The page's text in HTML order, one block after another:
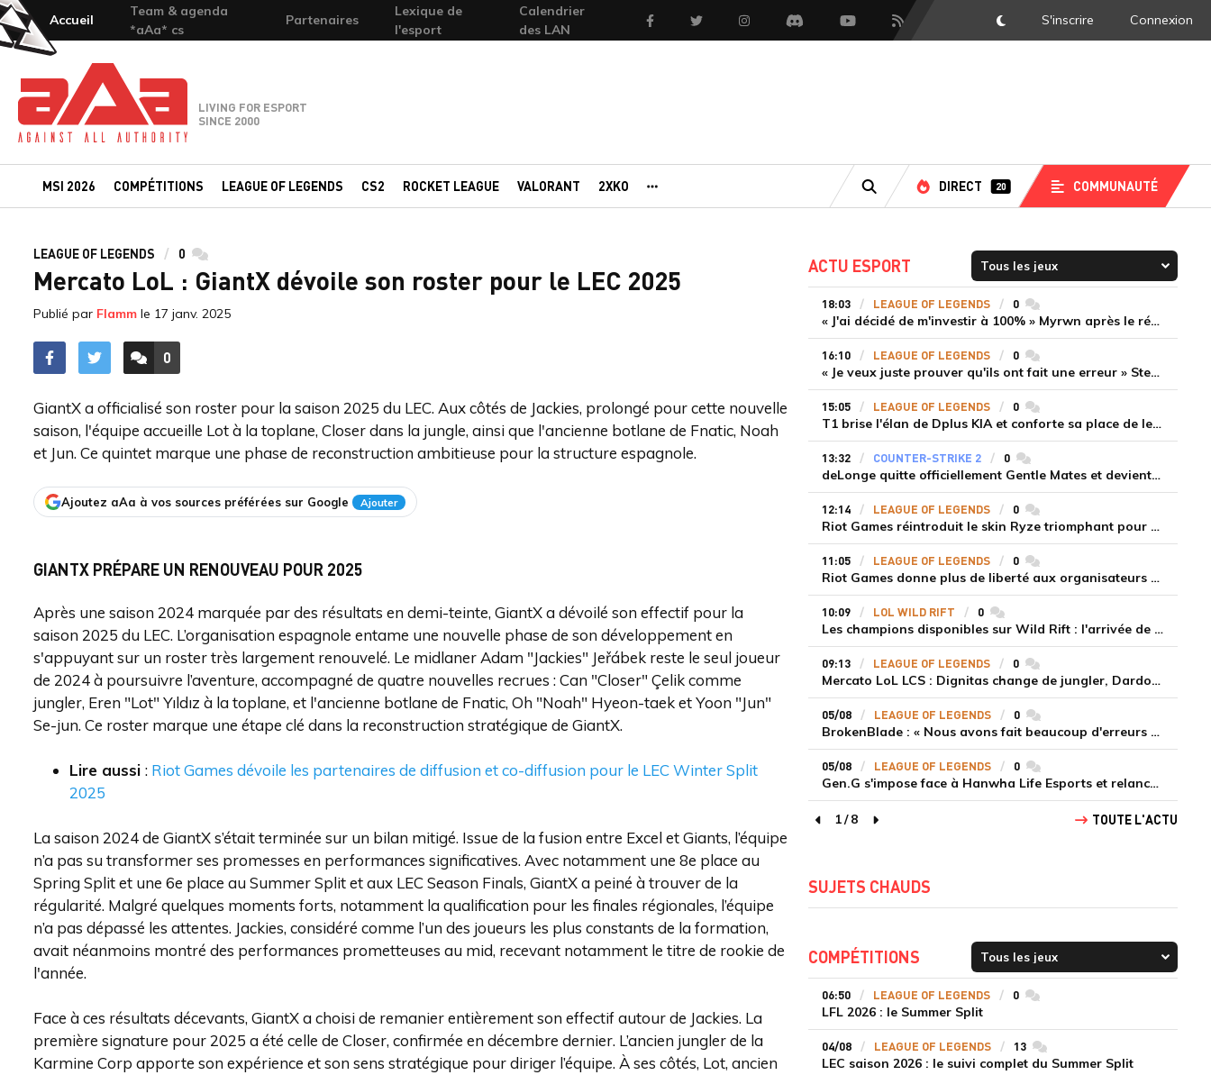
Accueil
Team & agenda
*aAa* cs
Partenaires
Lexique de
l'esport
Calendrier
des LAN
FacebookTwitter InstagramDiscord YoutubeFlux RSS DarkMode
S'inscrire Connexion
Team-aAa - against All authority
LIVING FOR ESPORT
SINCE 2000
MSI 2026 COMPÉTITIONS LEAGUE OF LEGENDS CS2 ROCKET LEAGUE VALORANT 2XKO
RECHERCHE
DIRECT 20 COMMUNAUTÉ
LEAGUE OF LEGENDS 0 commentaires
Mercato LoL : GiantX dévoile son roster pour le LEC 2025
Publié par Flamm le 17 janv. 2025
ACCÉDER AUX
0
COMMENTAIRES
GiantX a officialisé son roster pour la saison 2025 du LEC. Aux côtés de Jackies, prolongé pour cette nouvelle
saison, l'équipe accueille Lot à la toplane, Closer dans la jungle, ainsi que l'ancienne botlane de Fnatic, Noah
et Jun. Ce quintet marque une phase de reconstruction ambitieuse pour la structure espagnole.
Ajoutez aAa à vos sources préférées sur Google Ajouter
GIANTX PRÉPARE UN RENOUVEAU POUR 2025
Après une saison 2024 marquée par des résultats en demi-teinte, GiantX a dévoilé son effectif pour la
saison 2025 du LEC. L’organisation espagnole entame une nouvelle phase de son développement en
s'appuyant sur un roster très largement renouvelé. Le midlaner Adam "Jackies" Jeřábek reste le seul joueur
de 2024 à poursuivre l’aventure, accompagné de quatre nouvelles recrues : Can "Closer" Çelik comme
jungler, Eren "Lot" Yıldız à la toplane, et l'ancienne botlane de Fnatic, Oh "Noah" Hyeon-taek et Yoon "Jun"
Se-jun. Ce roster marque une étape clé dans la reconstruction stratégique de GiantX.
Lire aussi : Riot Games dévoile les partenaires de diffusion et co-diffusion pour le LEC Winter Split
2025
La saison 2024 de GiantX s’était terminée sur un bilan mitigé. Issue de la fusion entre Excel et Giants, l’équipe
n’a pas su transformer ses promesses en performances significatives. Avec notamment une 8e place au
Spring Split et une 6e place au Summer Split et aux LEC Season Finals, GiantX a peiné à trouver de la
régularité. Malgré quelques moments forts, notamment la qualification pour les finales régionales, l’équipe
n’a pas dépassé les attentes. Jackies, considéré comme l’un des joueurs les plus constants de la formation,
avait néanmoins montré des performances prometteuses au mid, recevant notamment le titre de rookie de
l'année.
Face à ces résultats décevants, GiantX a choisi de remanier entièrement son effectif autour de Jackies. La
première signature pour 2025 a été celle de Closer, confirmée en décembre dernier. L’ancien jungler de la
Karmine Corp apporte son expérience et son sens stratégique pour diriger l’équipe. À ses côtés, Lot, ancien
ACTU ESPORT
18:03 LEAGUE OF LEGENDS 0commentaires
« J'ai décidé de m'investir à 100% » Myrwn après le réveil de Movistar KOI face à Fnatic
16:10 LEAGUE OF LEGENDS 0commentaires
« Je veux juste prouver qu'ils ont fait une erreur » Stend se confie sur son mercato chaotique et ses ambitions avec Shifters
15:05 LEAGUE OF LEGENDS 0commentaires
T1 brise l'élan de Dplus KIA et conforte sa place de leader en LCK 2026 Rounds 3-4
13:32 COUNTER-STRIKE 2 0commentaires
deLonge quitte officiellement Gentle Mates et devient agent libre
12:14 LEAGUE OF LEGENDS 0commentaires
Riot Games réintroduit le skin Ryze triomphant pour récompenser la scène amateur
11:05 LEAGUE OF LEGENDS 0commentaires
Riot Games donne plus de liberté aux organisateurs de tournois locaux sur League of Legends
10:09 LOL WILD RIFT 0commentaires
Les champions disponibles sur Wild Rift : l'arrivée de Cho'Gath
09:13 LEAGUE OF LEGENDS 0commentaires
Mercato LoL LCS : Dignitas change de jungler, Dardoch fait son retour en LCS, eXyu annonce sa retraite
05/08 LEAGUE OF LEGENDS 0commentaires
BrokenBlade : « Nous avons fait beaucoup d'erreurs bêtes, mais une victoire reste une victoire et c'est une chose dont on peut se réjouir »
05/08 LEAGUE OF LEGENDS 0commentaires
Gen.G s'impose face à Hanwha Life Esports et relance sa dynamique en LCK
page précédente
1/8
page suivante
TOUTE L'ACTU
SUJETS CHAUDS
COMPÉTITIONS
06:50 LEAGUE OF LEGENDS 0commentaires
LFL 2026 : le Summer Split
04/08 LEAGUE OF LEGENDS 13commentaires
LEC saison 2026 : le suivi complet du Summer Split